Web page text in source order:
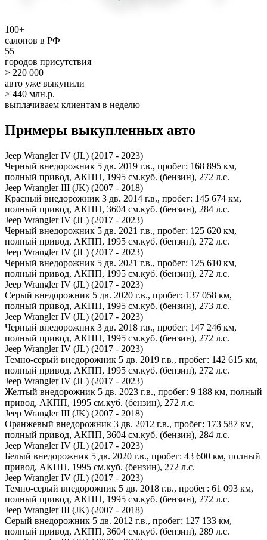
100+
салонов в РФ
55
городов присутствия
> 220 000
авто уже выкупили
> 440 млн.р.
выплачиваем клиентам в неделю
Примеры выкупленных авто
Jeep Wrangler IV (JL) (2017 - 2023)
Черный внедорожник 5 дв. 2019 г.в., пробег: 168 895 км,
полный привод, АКПП, 1995 см.куб. (бензин), 272 л.с.
Jeep Wrangler III (JK) (2007 - 2018)
Красный внедорожник 3 дв. 2014 г.в., пробег: 145 674 км,
полный привод, АКПП, 3604 см.куб. (бензин), 284 л.с.
Jeep Wrangler IV (JL) (2017 - 2023)
Черный внедорожник 5 дв. 2021 г.в., пробег: 125 620 км,
полный привод, АКПП, 1995 см.куб. (бензин), 272 л.с.
Jeep Wrangler IV (JL) (2017 - 2023)
Черный внедорожник 5 дв. 2021 г.в., пробег: 125 610 км,
полный привод, АКПП, 1995 см.куб. (бензин), 272 л.с.
Jeep Wrangler IV (JL) (2017 - 2023)
Серый внедорожник 5 дв. 2020 г.в., пробег: 137 058 км,
полный привод, АКПП, 1995 см.куб. (бензин), 273 л.с.
Jeep Wrangler IV (JL) (2017 - 2023)
Черный внедорожник 3 дв. 2018 г.в., пробег: 147 246 км,
полный привод, АКПП, 1995 см.куб. (бензин), 272 л.с.
Jeep Wrangler IV (JL) (2017 - 2023)
Темно-серый внедорожник 5 дв. 2019 г.в., пробег: 142 615 км,
полный привод, АКПП, 1995 см.куб. (бензин), 272 л.с.
Jeep Wrangler IV (JL) (2017 - 2023)
Желтый внедорожник 5 дв. 2023 г.в., пробег: 9 188 км, полный
привод, АКПП, 1995 см.куб. (бензин), 272 л.с.
Jeep Wrangler III (JK) (2007 - 2018)
Оранжевый внедорожник 3 дв. 2012 г.в., пробег: 173 587 км,
полный привод, АКПП, 3604 см.куб. (бензин), 284 л.с.
Jeep Wrangler IV (JL) (2017 - 2023)
Белый внедорожник 5 дв. 2020 г.в., пробег: 43 600 км, полный
привод, АКПП, 1995 см.куб. (бензин), 272 л.с.
Jeep Wrangler IV (JL) (2017 - 2023)
Темно-серый внедорожник 5 дв. 2018 г.в., пробег: 61 093 км,
полный привод, АКПП, 1995 см.куб. (бензин), 272 л.с.
Jeep Wrangler III (JK) (2007 - 2018)
Серый внедорожник 5 дв. 2012 г.в., пробег: 127 133 км,
полный привод, АКПП, 3604 см.куб. (бензин), 289 л.с.